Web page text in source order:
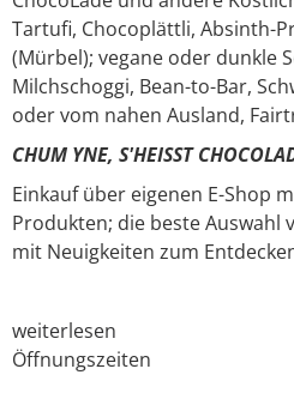
Tartufi, Chocoplättli, Absinth-
(Mürbel); vegane oder dunkle
Milchschoggi, Bean-to-Bar,
oder vom nahen Ausland,
CHUM YNE, S'HEISST
Einkauf über eigenen E-Shop
Produkten; die beste Auswahl
mit Neuigkeiten zum
weiterlesen
Öffnungszeiten